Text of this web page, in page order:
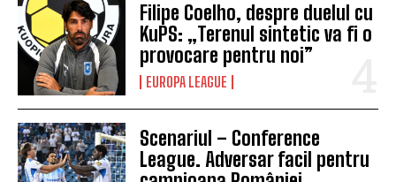
Filipe Coelho, despre duelul cu
KuPS: „Terenul sintetic va fi o
provocare pentru noi”
EUROPA LEAGUE
Scenariul – Conference
League. Adversar facil pentru